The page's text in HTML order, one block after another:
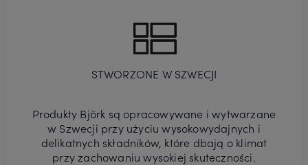
STWORZONE W SZWECJI
Produkty Björk są opracowywane i wytwarzane
w Szwecji przy użyciu wysokowydajnych i
delikatnych składników, które dbają o klimat
przy zachowaniu wysokiej skuteczności.